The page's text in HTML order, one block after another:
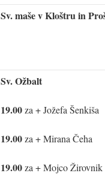
Sv. maše v Kloštru in
Sv. Ožbalt
19.00za + Jožefa Šenkiša
19.00za + Mirana Čeha
19.00za + Mojco Žirovnik